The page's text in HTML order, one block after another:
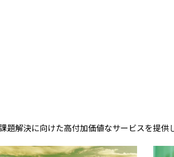
解決に向けた高付加価値なサービスを提供